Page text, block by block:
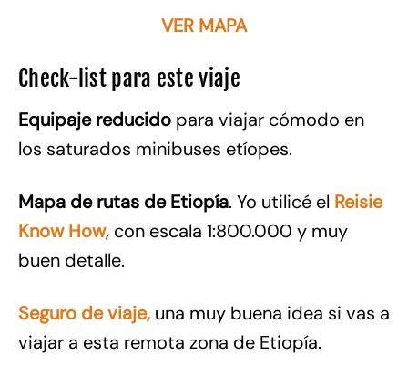
VER MAPA
Check-list para este viaje
Equipaje reducido para viajar cómodo en
los saturados minibuses etíopes.
Mapa de rutas de Etiopía. Yo utilicé el Reisie
Know How, con escala 1:800.000 y muy
buen detalle.
Seguro de viaje, una muy buena idea si vas a
viajar a esta remota zona de Etiopía.